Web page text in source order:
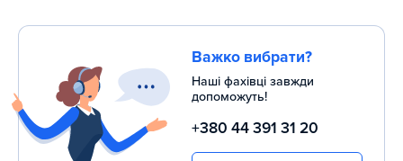
Важко вибрати?
Наші фахівці завжди
допоможуть!
+380 44 391 31 20